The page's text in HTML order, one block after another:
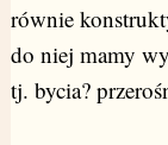
równie
do niej mamy
tj. bycia?